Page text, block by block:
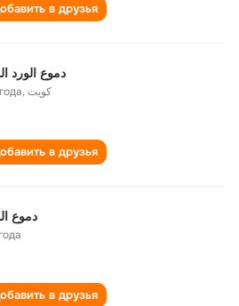
в друзья
دموع الورد
,كويت
в друзья
دموع
в друзья